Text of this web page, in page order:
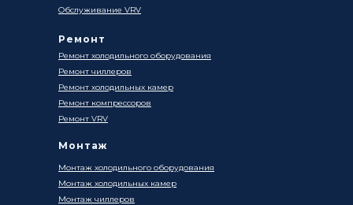
Ремонт
Ремонт холодильного оборудования
Ремонт чиллеров
Ремонт холодильных камер
Ремонт компрессоров
Ремонт VRV
Монтаж
Монтаж холодильного оборудования
Монтаж чиллеров
Монтаж холодильных камер
Обслуживание VRV